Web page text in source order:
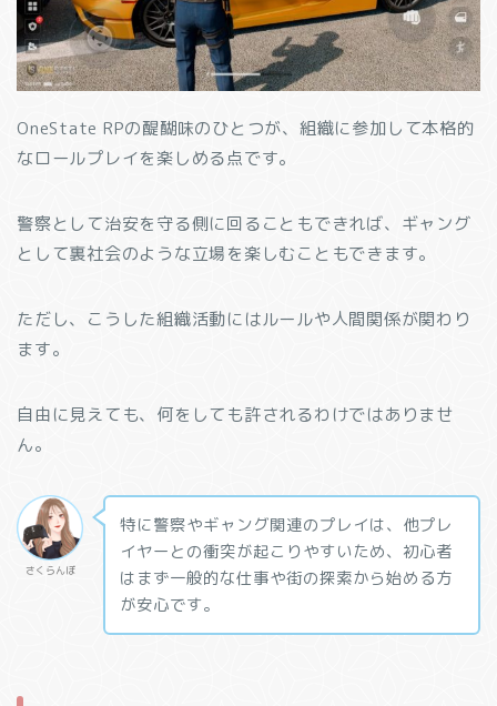
OneState RPの醍醐味のひとつが、組織に参加して本格的
なロールプレイを楽しめる点です。
警察として治安を守る側に回ることもできれば、ギャング
として裏社会のような立場を楽しむこともできます。
ただし、こうした組織活動にはルールや人間関係が関わり
ます。
自由に見えても、何をしても許されるわけではありませ
ん。
さくらんぼ
特に警察やギャング関連のプレイは、他プレ
イヤーとの衝突が起こりやすいため、初心者
はまず一般的な仕事や街の探索から始める方
が安心です。